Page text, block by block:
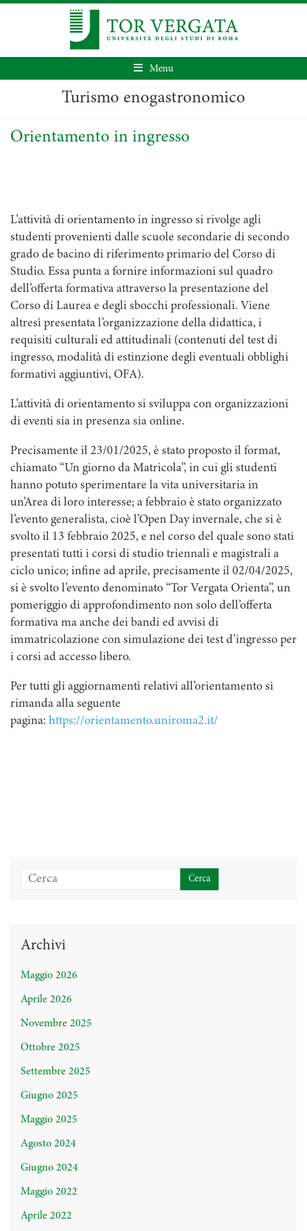
Menu
Turismo enogastronomico
Orientamento in ingresso
L’attività di orientamento in ingresso si rivolge agli
studenti provenienti dalle scuole secondarie di secondo
grado de bacino di riferimento primario del Corso di
Studio. Essa punta a fornire informazioni sul quadro
dell’offerta formativa attraverso la presentazione del
Corso di Laurea e degli sbocchi professionali. Viene
altresì presentata l’organizzazione della didattica, i
requisiti culturali ed attitudinali (contenuti del test di
ingresso, modalità di estinzione degli eventuali obblighi
formativi aggiuntivi, OFA).
L’attività di orientamento si sviluppa con organizzazioni
di eventi sia in presenza sia online.
Precisamente il 23/01/2025, è stato proposto il format,
chiamato “Un giorno da Matricola”, in cui gli studenti
hanno potuto sperimentare la vita universitaria in
un’Area di loro interesse; a febbraio è stato organizzato
l’evento generalista, cioè l’Open Day invernale, che si è
svolto il 13 febbraio 2025, e nel corso del quale sono stati
presentati tutti i corsi di studio triennali e magistrali a
ciclo unico; infine ad aprile, precisamente il 02/04/2025,
si è svolto l’evento denominato “Tor Vergata Orienta”, un
pomeriggio di approfondimento non solo dell’offerta
formativa ma anche dei bandi ed avvisi di
immatricolazione con simulazione dei test d’ingresso per
i corsi ad accesso libero.
Per tutti gli aggiornamenti relativi all’orientamento si
rimanda alla seguente
pagina: https://orientamento.uniroma2.it/
Archivi
Maggio 2026
Aprile 2026
Novembre 2025
Ottobre 2025
Settembre 2025
Giugno 2025
Maggio 2025
Agosto 2024
Giugno 2024
Maggio 2022
Aprile 2022